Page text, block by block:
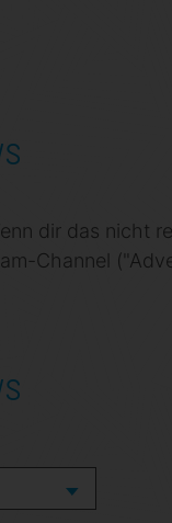
dir das nicht
Channel